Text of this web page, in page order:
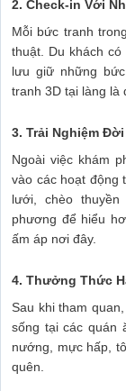
2. Check-in Với
Mỗi bức tranh
thuật. Du khách
lưu giữ những
tranh 3D tại làng là
3. Trải Nghiệm
Ngoài việc khám
vào các hoạt động
lưới, chèo
phương để hiểu
ấm áp nơi đây.
4. Thưởng Thức
Sau khi tham
sống tại các quán
nướng, mực hấp,
quên.